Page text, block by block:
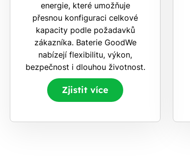
energie, které umožňuje
přesnou konfiguraci celkové
kapacity podle požadavků
zákazníka. Baterie GoodWe
nabízejí flexibilitu, výkon,
bezpečnost i dlouhou životnost.
Zjistit více